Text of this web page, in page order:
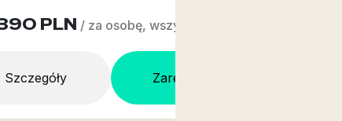
PLN / za osobę, wszystko w cenie
Szczegóły Zarezerwuj